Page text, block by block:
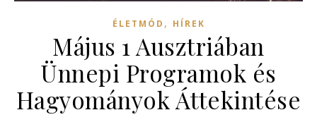
ÉLETMÓD , HÍREK
Május 1 Ausztriában
Ünnepi Programok és
Hagyományok Áttekintése